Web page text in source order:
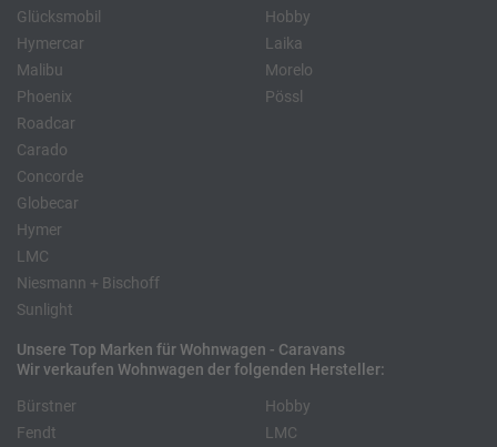
Glücksmobil
Hymercar
Malibu
Phoenix
Roadcar
Hobby
Laika
Morelo
Pössl
Carado
Concorde
Globecar
Hymer
LMC
Niesmann + Bischoff
Sunlight
Unsere Top Marken für Wohnwagen - Caravans
Wir verkaufen Wohnwagen der folgenden Hersteller:
Bürstner
Fendt
Hobby
LMC